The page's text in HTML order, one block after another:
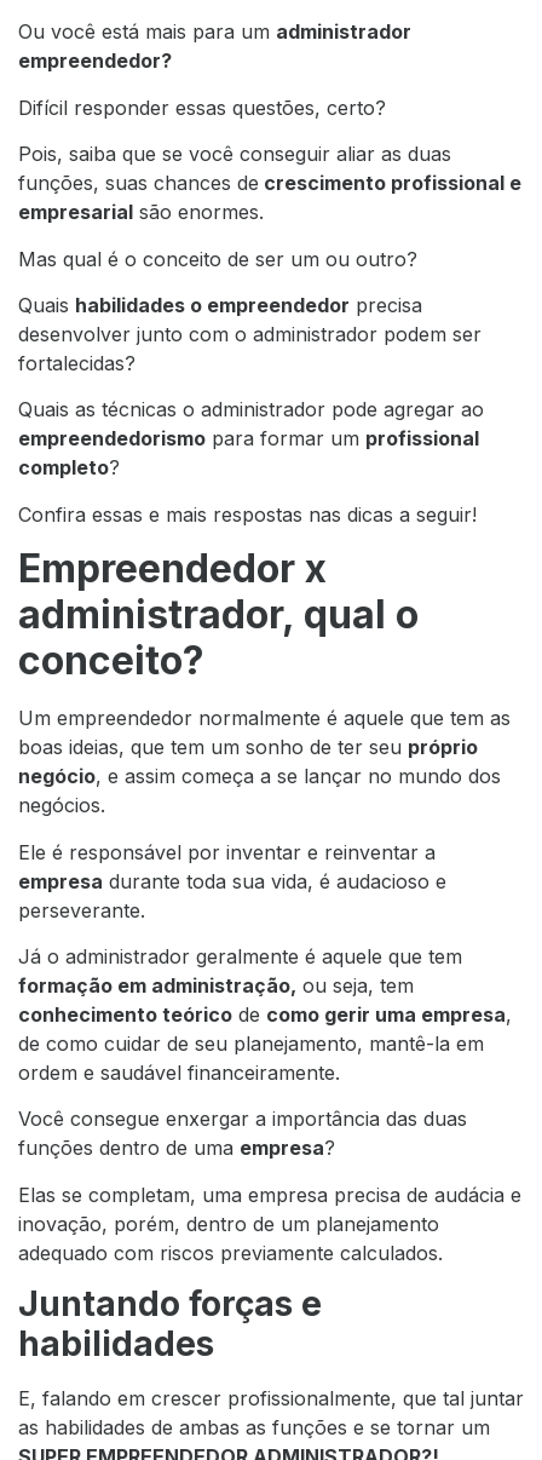
Ou você está mais para um administrador
empreendedor?
Difícil responder essas questões, certo?
Pois, saiba que se você conseguir aliar as duas
funções, suas chances de crescimento profissional e
empresarial são enormes.
Mas qual é o conceito de ser um ou outro?
Quais habilidades o empreendedor precisa
desenvolver junto com o administrador podem ser
fortalecidas?
Quais as técnicas o administrador pode agregar ao
empreendedorismo para formar um profissional
completo?
Confira essas e mais respostas nas dicas a seguir!
Empreendedor x
administrador, qual o
conceito?
Um empreendedor normalmente é aquele que tem as
boas ideias, que tem um sonho de ter seu próprio
negócio, e assim começa a se lançar no mundo dos
negócios.
Ele é responsável por inventar e reinventar a
empresa durante toda sua vida, é audacioso e
perseverante.
Já o administrador geralmente é aquele que tem
formação em administração, ou seja, tem
conhecimento teórico de como gerir uma empresa,
de como cuidar de seu planejamento, mantê-la em
ordem e saudável financeiramente.
Você consegue enxergar a importância das duas
funções dentro de uma empresa?
Elas se completam, uma empresa precisa de audácia e
inovação, porém, dentro de um planejamento
adequado com riscos previamente calculados.
Juntando forças e
habilidades
E, falando em crescer profissionalmente, que tal juntar
as habilidades de ambas as funções e se tornar um